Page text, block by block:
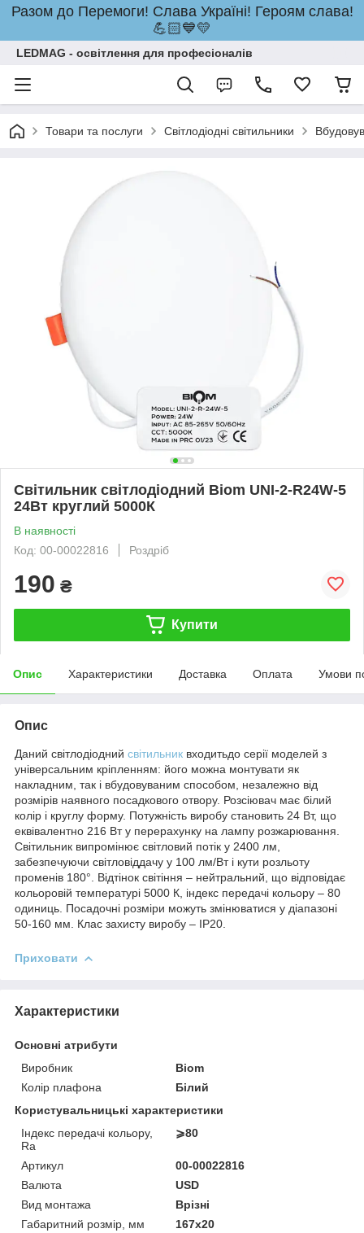
Разом до Перемоги! Слава Україні! Героям слава!
💪🏻💙💛
LEDMAG - освітлення для професіоналів
Товари та послуги Світлодіодні світильники
Світильник світлодіодний Biom UNI-2-R24W-5
24Вт круглий 5000К
В наявності
Код: 00-00022816
Роздріб
190 ₴
Купити
Опис Характеристики Доставка Оплата Умови
Опис
Даний світлодіодний світильник входитьдо серії моделей з
універсальним кріпленням: його можна монтувати як
накладним, так і вбудовуваним способом, незалежно від
розмірів наявного посадкового отвору. Розсіювач має білий
колір і круглу форму. Потужність виробу становить 24 Вт, що
еквівалентно 216 Вт у перерахунку на лампу розжарювання.
Світильник випромінює світловий потік у 2400 лм,
забезпечуючи світловіддачу у 100 лм/Вт і кути розльоту
променів 180°. Відтінок світіння – нейтральний, що відповідає
кольоровій температурі 5000 К, індекс передачі кольору – 80
одиниць. Посадочні розміри можуть змінюватися у діапазоні
50-160 мм. Клас захисту виробу – IP20.
Приховати
Характеристики
Основні атрибути
Виробник
Biom
Колір плафона
Білий
Користувальницькі характеристики
Індекс передачі кольору,
Ra
⩾80
Артикул
00-00022816
Валюта
USD
Вид монтажа
Врізні
Габаритний розмір, мм
167x20